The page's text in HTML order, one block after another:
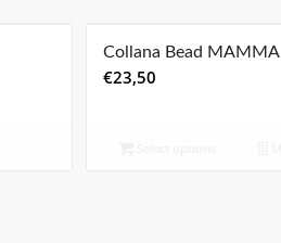
Collana Bead MAMMA
€23,50